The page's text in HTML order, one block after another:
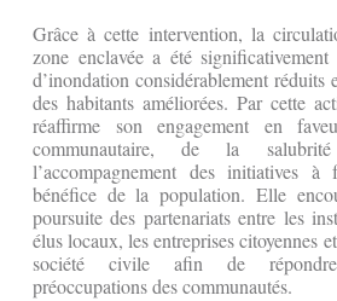
Grâce à cette intervention, la
zone enclavée a été
d’inondation considérablement
des habitants améliorées. Par cette
réaffirme son engagement en
communautaire, de la
l’accompagnement des initiatives
bénéfice de la population. Elle
poursuite des partenariats entre les
élus locaux, les entreprises citoyennes
société civile afin de
préoccupations des communautés.